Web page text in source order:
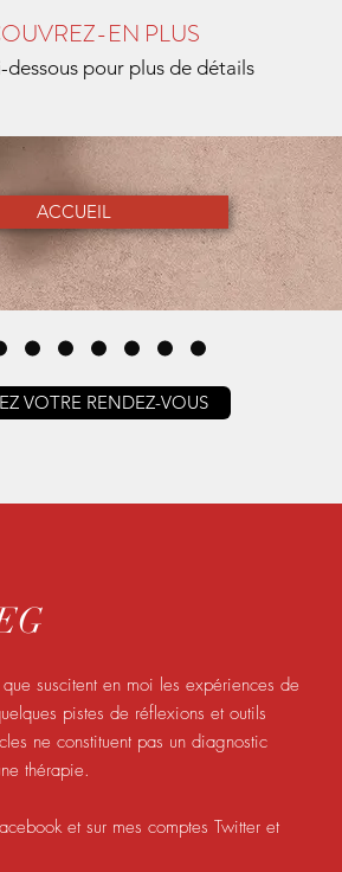
EN PLUS
dessous pour plus de détails
VOTRE RENDEZ-VOUS
ACCUEIL
suscitent en moi les expériences de
pistes de réflexions et outils
ne constituent pas un diagnostic
thérapie.
et sur mes comptes Twitter et